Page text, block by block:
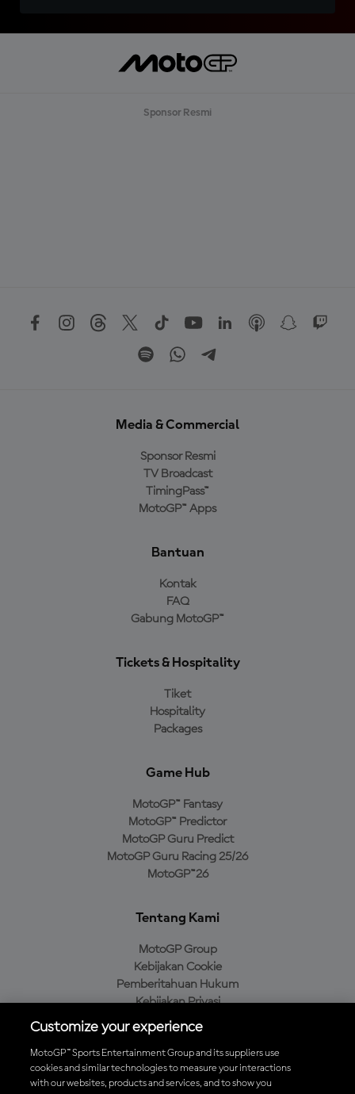
Sponsor Resmi
Media & Commercial
Sponsor Resmi
TV Broadcast
TimingPass™
MotoGP™ Apps
Bantuan
Kontak
FAQ
Gabung MotoGP™
Tickets & Hospitality
Tiket
Hospitality
Packages
Game Hub
MotoGP™ Fantasy
MotoGP™ Predictor
MotoGP Guru Predict
MotoGP Guru Racing 25/26
MotoGP™26
Tentang Kami
MotoGP Group
Kebijakan Cookie
Pemberitahuan Hukum
Kebijakan Privasi
Kebijakan Pembelian
Unduh Aplikasi Resmi MotoGP™
Customize your experience
MotoGP™ Sports Entertainment Group and its suppliers use
cookies and similar technologies to measure your interactions
with our websites, products and services, and to show you